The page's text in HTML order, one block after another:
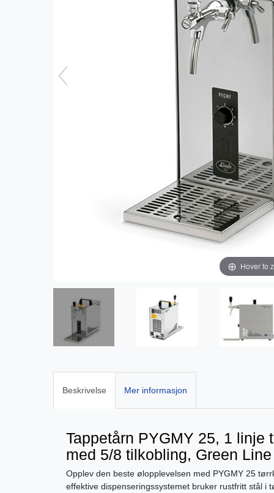
Hover to
Beskrivelse Mer informasjon
Tappetårn PYGMY 25, 1
med 5/8 tilkobling, Green Line
Opplev den beste ølopplevelsen med PYGMY 25
effektive dispenseringssystemet bruker rustfritt stål i